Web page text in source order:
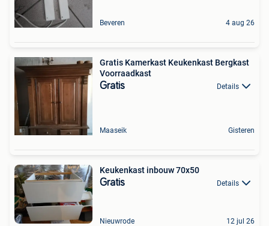
Beveren 4 aug 26
Gratis Kamerkast Keukenkast Bergkast
Voorraadkast
Gratis Details
Maaseik Gisteren
Keukenkast inbouw 70x50
Gratis Details
Nieuwrode 12 jul 26